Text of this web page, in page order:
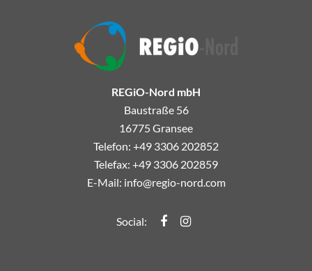
REGiO-Nord mbH
Baustraße 56
16775 Gransee
Telefon: +49 3306 202852
Telefax: +49 3306 202859
E-Mail: info@regio-nord.com
Social: Regio-Nord Facebook
Regio-Nord Instagramm